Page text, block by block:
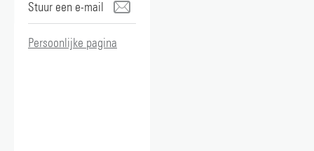
j.w.a.rook@utwente.nl
Persoonlijke pagina